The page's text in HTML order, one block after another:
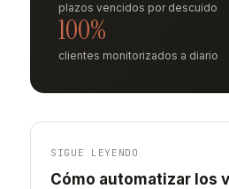
plazos vencidos por descuido
100%
clientes monitorizados a diario
SIGUE LEYENDO
Cómo automatizar los